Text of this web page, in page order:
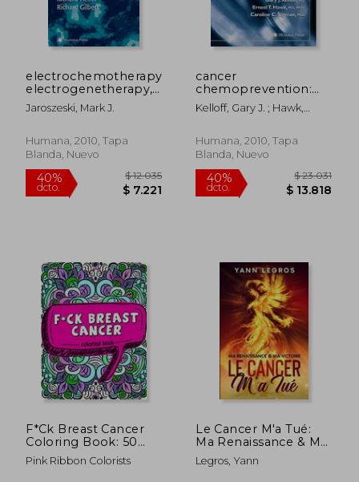
50% $ 2.089 40%
electrochemotherapy,
electrogenetherapy,
and transdermal drug
delivery: electrically
molecules to cells (en
Inglés)
Jaroszeski, Mark J.
Humana, 2010, Tapa
Blanda, Nuevo
cancer
chemoprevention:
volume 1: promising
cancer
agents (en Inglés)
Kelloff, Gary J. ; Hawk,
C.
Humana, 2010, Tapa
Blanda, Nuevo
F*Ck Breast Cancer
Coloring Book: 50
Sweary Inspirational
Quotes and Mantras
Pink Ribbon Colorists
Le Cancer M'a Tué:
Ma Renaissance & Ma
Victoire (en Francés)
Legros, Yann